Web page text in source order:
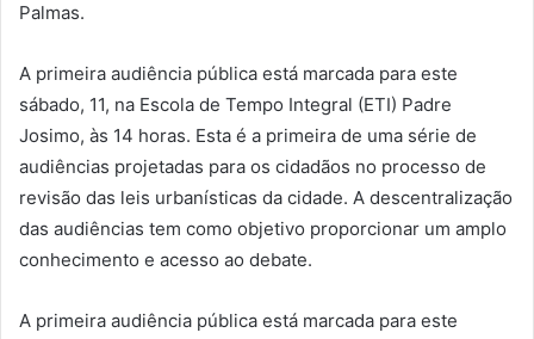
Palmas.
A primeira audiência pública está marcada para este
sábado, 11, na Escola de Tempo Integral (ETI) Padre
Josimo, às 14 horas. Esta é a primeira de uma série de
audiências projetadas para os cidadãos no processo de
revisão das leis urbanísticas da cidade. A descentralização
das audiências tem como objetivo proporcionar um amplo
conhecimento e acesso ao debate.
A primeira audiência pública está marcada para este